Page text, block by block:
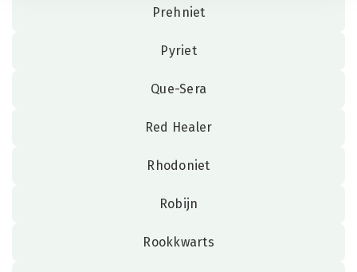
Prehniet
Pyriet
Que-Sera
Red Healer
Rhodoniet
Robijn
Rookkwarts